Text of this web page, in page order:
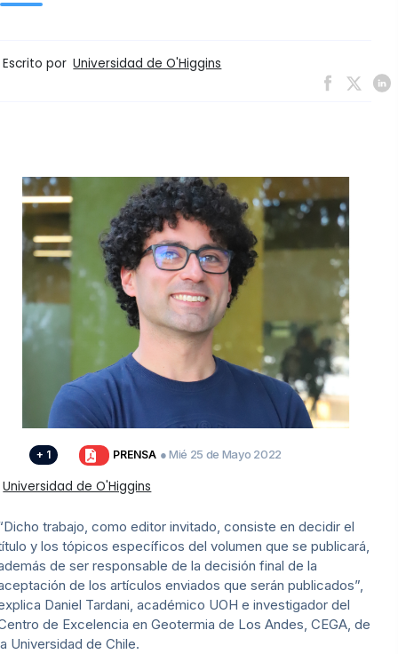
Escrito por Universidad de O'Higgins
+ 1 PRENSA ● Mié 25 de Mayo 2022
Universidad de O'Higgins
trabajo, como editor invitado, consiste en decidir el
y los tópicos específicos del volumen que se publicará,
de ser responsable de la decisión final de la
de los artículos enviados que serán publicados”,
Daniel Tardani, académico UOH e investigador del
de Excelencia en Geotermia de Los Andes, CEGA, de
Universidad de Chile.